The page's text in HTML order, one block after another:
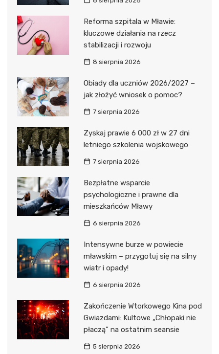
Reforma szpitala w Mławie:
kluczowe działania na rzecz
stabilizacji i rozwoju
8 sierpnia 2026
Obiady dla uczniów 2026/2027 –
jak złożyć wniosek o pomoc?
7 sierpnia 2026
Zyskaj prawie 6 000 zł w 27 dni
letniego szkolenia wojskowego
7 sierpnia 2026
Bezpłatne wsparcie
psychologiczne i prawne dla
mieszkańców Mławy
6 sierpnia 2026
Intensywne burze w powiecie
mławskim – przygotuj się na silny
wiatr i opady!
6 sierpnia 2026
Zakończenie Wtorkowego Kina pod
Gwiazdami: Kultowe „Chłopaki nie
płaczą” na ostatnim seansie
5 sierpnia 2026